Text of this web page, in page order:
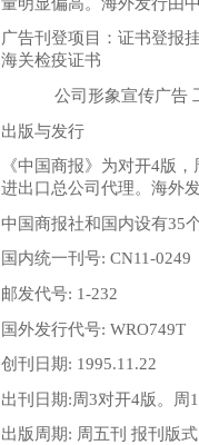
广告刊登项目：证书登
海关检疫证书
公司形象宣传广告 工
出版与发行
《中国商报》为对开4版
进出口总公司代理。海外
中国商报社和国内设有35
国内统一刊号: CN11-0249
邮发代号: 1-232
国外发行代号: WRO749T
创刊日期: 1995.11.22
出刊日期:周3对开4版。周
出版周期: 周五刊 报刊版